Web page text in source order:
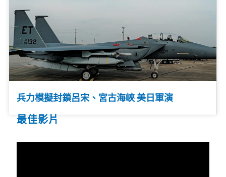
兵力模擬封鎖呂宋、宮古海峽 美日軍演
最佳影片